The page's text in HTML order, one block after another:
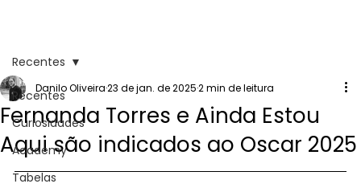
Recentes
Curiosidades
Academy
Tabelas
Recentes
Fernanda Torres e Ainda Estou
Aqui são indicados ao Oscar 2025
Danilo Oliveira23 de jan. de 20252 min de leitura